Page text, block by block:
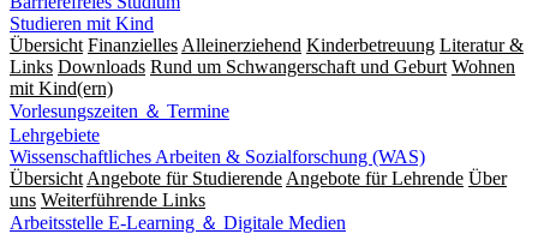
Studieren mit Kind
Übersicht Finanzielles Alleinerziehend Kinderbetreuung Literatur &
Links Downloads Rund um Schwangerschaft und Geburt Wohnen
mit Kind(ern)
Vorlesungszeiten ＆ Termine
Lehrgebiete
Wissenschaftliches Arbeiten & Sozialforschung (WAS)
Übersicht Angebote für Studierende Angebote für Lehrende Über
uns Weiterführende Links
Arbeitsstelle E-Learning ＆ Digitale Medien